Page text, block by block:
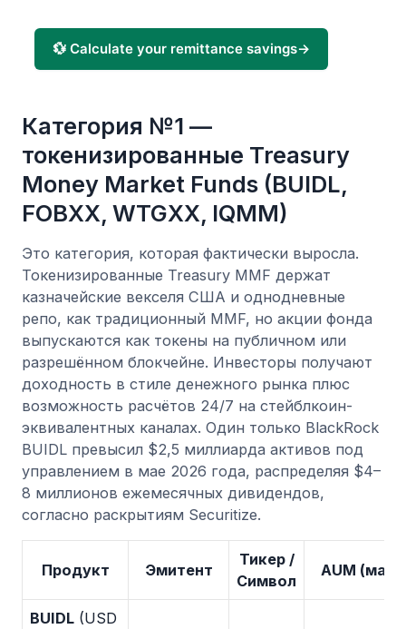
💱 Calculate your remittance savings→
Категория №1 —
токенизированные Treasury
Money Market Funds (BUIDL,
FOBXX, WTGXX, IQMM)
Это категория, которая фактически выросла.
Токенизированные Treasury MMF держат
казначейские векселя США и однодневные
репо, как традиционный MMF, но акции фонда
выпускаются как токены на публичном или
разрешённом блокчейне. Инвесторы получают
доходность в стиле денежного рынка плюс
возможность расчётов 24/7 на стейблкоин-
эквивалентных каналах. Один только BlackRock
BUIDL превысил $2,5 миллиарда активов под
управлением в мае 2026 года, распределяя $4–
8 миллионов ежемесячных дивидендов,
согласно раскрытиям Securitize.
Продукт Эмитент
Тикер /
Символ
AUM (май
BUIDL (USD